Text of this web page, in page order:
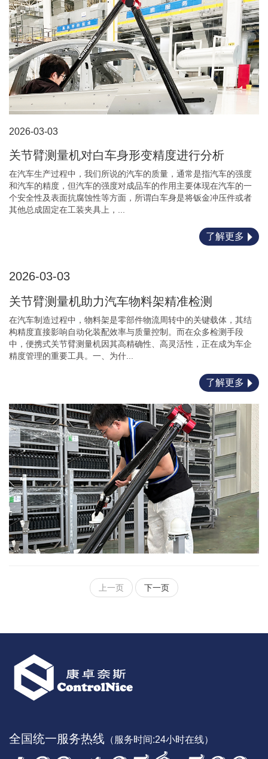
2026-03-03
关节臂测量机对白车身形变精度进行分析
在汽车生产过程中，我们所说的汽车的质量，通常是指汽车的强度
和汽车的精度，但汽车的强度对成品车的作用主要体现在汽车的一
个安全性及表面抗腐蚀性等方面，所谓白车身是将钣金冲压件或者
其他总成固定在工装夹具上，...
了解更多
2026-03-03
关节臂测量机助力汽车物料架精准检测
在汽车制造过程中，物料架是零部件物流周转中的关键载体，其结
构精度直接影响自动化装配效率与质量控制。而在众多检测手段
中，便携式关节臂测量机因其高精确性、高灵活性，正在成为车企
精度管理的重要工具。一、为什...
了解更多
上一页 下一页
全国统一服务热线 （服务时间:24小时在线）